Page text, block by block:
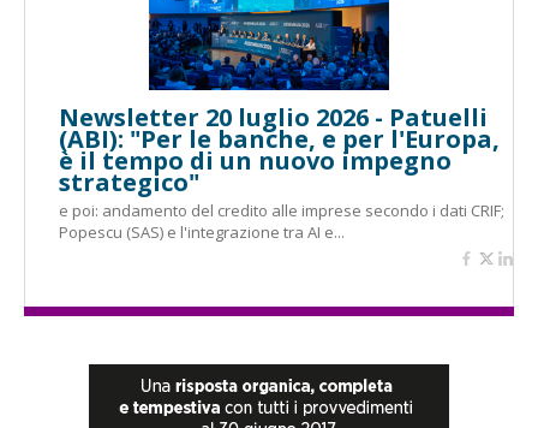
Newsletter 20 luglio 2026 - Patuelli
(ABI): "Per le banche, e per l'Europa,
è il tempo di un nuovo impegno
strategico"
e poi: andamento del credito alle imprese secondo i dati CRIF;
Popescu (SAS) e l'integrazione tra AI e...